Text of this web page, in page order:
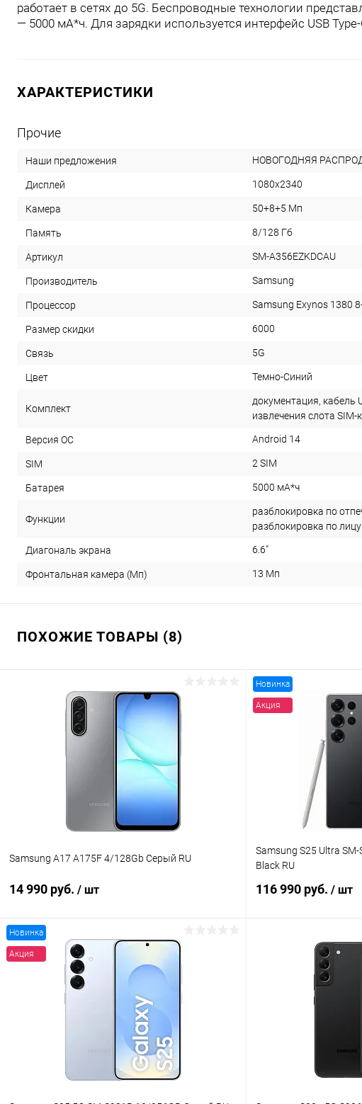
работает в сетях до 5G. Беспроводные технологии
— 5000 мА*ч. Для зарядки используется интерфейс USB
ХАРАКТЕРИСТИКИ
Прочие
Наши предложения НОВОГОДНЯЯ
Дисплей 1080x2340
Камера 50+8+5 Мп
Память 8/128 Гб
Артикул SM-A356EZKDCAU
Производитель Samsung
Процессор Samsung Exynos 1380
Размер скидки 6000
Связь 5G
Цвет Темно-Синий
Комплект
документация, кабель
извлечения слота
Версия ОС Android 14
SIM 2 SIM
Батарея 5000 мА*ч
Функции
разблокировка по
разблокировка по лицу
Диагональ экрана 6.6"
Фронтальная камера (Мп) 13 Мп
ПОХОЖИЕ ТОВАРЫ (8)
Samsung A17 A175F 4/128Gb Серый RU
14 990 руб. / шт
В корзину
К сравнению
В наличии
Новинка
Акция
Samsung S25 Ultra
Black RU
116 990 руб. / шт
В
В избранное
Новинка
Акция